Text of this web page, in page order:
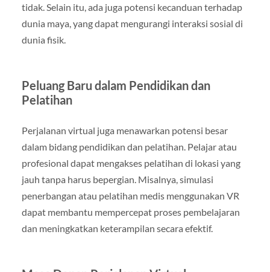
tidak. Selain itu, ada juga potensi kecanduan terhadap
dunia maya, yang dapat mengurangi interaksi sosial di
dunia fisik.
Peluang Baru dalam Pendidikan dan
Pelatihan
Perjalanan virtual juga menawarkan potensi besar
dalam bidang pendidikan dan pelatihan. Pelajar atau
profesional dapat mengakses pelatihan di lokasi yang
jauh tanpa harus bepergian. Misalnya, simulasi
penerbangan atau pelatihan medis menggunakan VR
dapat membantu mempercepat proses pembelajaran
dan meningkatkan keterampilan secara efektif.